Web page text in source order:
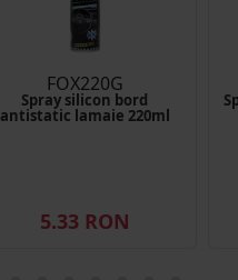
FOX220G
Spray silicon bord
antistatic lamaie 220ml
5.33 RON